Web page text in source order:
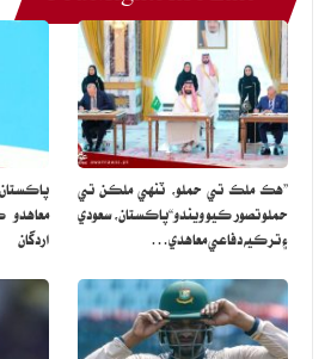
”هڪ ملڪ تي حملو، ٽنهي ملڪن تي
حملو تصور ڪيو ويندو“پاڪستان، سعودي
۽ ترڪيه دفاعي معاهدي…
اردگان